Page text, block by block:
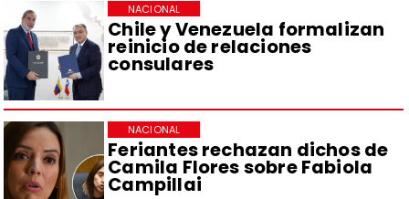
Chile y Venezuela formalizan
reinicio de relaciones
consulares
NACIONAL
Feriantes rechazan dichos de
Camila Flores sobre Fabiola
Campillai
NACIONAL